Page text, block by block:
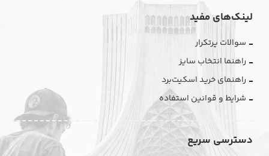
لینک‌های مفید
سوالات پرتکرار
راهنما انتخاب سایز
راهنمای خرید اسکیت‌برد
شرایط و قوانین استفاده
دسترسی سریع